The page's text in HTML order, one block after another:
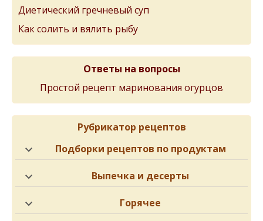
Диетический гречневый суп
Как солить и вялить рыбу
Ответы на вопросы
Простой рецепт маринования огурцов
Рубрикатор рецептов
Подборки рецептов по продуктам
Выпечка и десерты
Горячее